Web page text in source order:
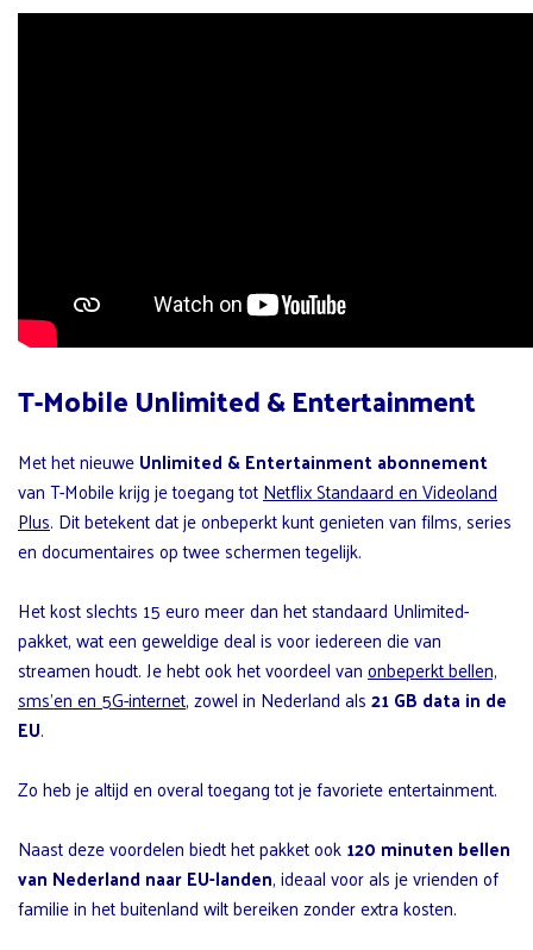
T-Mobile Unlimited & Entertainment
Met het nieuweUnlimited & Entertainment abonnement
van T-Mobile krijg je toegang totNetflix Standaard en Videoland
Plus. Dit betekent dat je onbeperkt kunt genieten van films, series
en documentaires op twee schermen tegelijk.
Het kost slechts 15 euro meer dan het standaard Unlimited-
pakket, wat een geweldige deal is voor iedereen die van
streamen houdt. Je hebt ook het voordeel vanonbeperkt bellen,
sms’en en 5G-internet, zowel in Nederland als21 GB data in de
EU.
Zo heb je altijd en overal toegang tot je favoriete entertainment.
Naast deze voordelen biedt het pakket ook120 minuten bellen
van Nederland naar EU-landen, ideaal voor als je vrienden of
familie in het buitenland wilt bereiken zonder extra kosten.